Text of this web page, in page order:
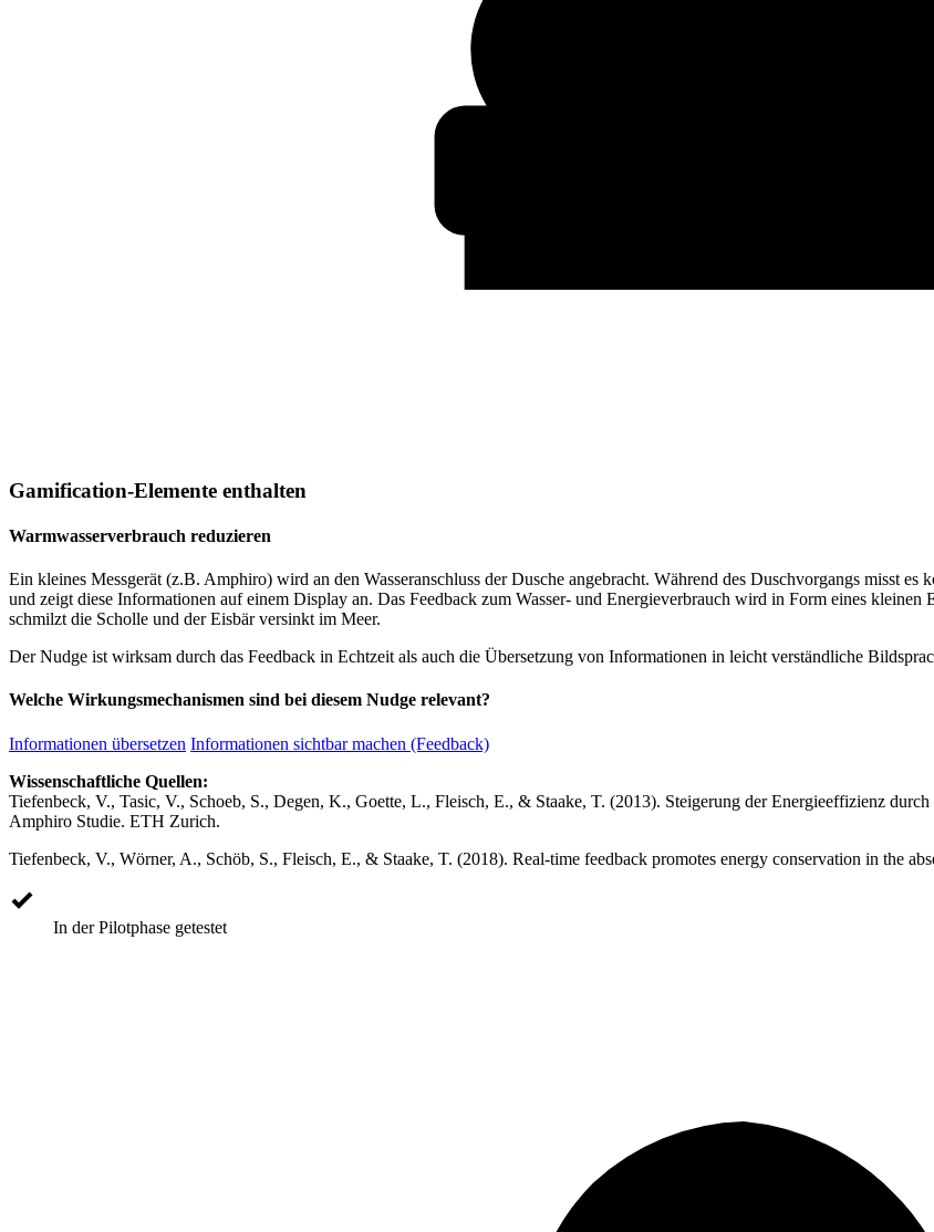
Gamification-Elemente enthalten
Warmwasserverbrauch reduzieren
Ein kleines Messgerät (z.B. Amphiro) wird an den Wasseranschluss der Dusche angebracht. Während des Duschvorgangs misst
und zeigt diese Informationen auf einem Display an. Das Feedback zum Wasser- und Energieverbrauch wird in Form eines kleinen
schmilzt die Scholle und der Eisbär versinkt im Meer.
Der Nudge ist wirksam durch das Feedback in Echtzeit als auch die Übersetzung von Informationen in leicht verständliche
Welche Wirkungsmechanismen sind bei diesem Nudge relevant?
Informationen übersetzen Informationen sichtbar machen (Feedback)
Wissenschaftliche Quellen:
Tiefenbeck, V., Tasic, V., Schoeb, S., Degen, K., Goette, L., Fleisch, E., & Staake, T. (2013). Steigerung der Energieeffizienz
Amphiro Studie. ETH Zurich.
Tiefenbeck, V., Wörner, A., Schöb, S., Fleisch, E., & Staake, T. (2018). Real-time feedback promotes energy conservation in the
In der Pilotphase getestet